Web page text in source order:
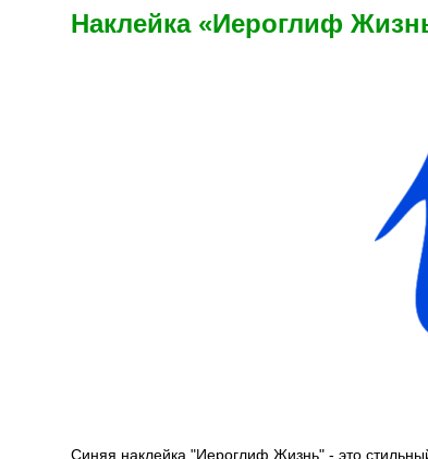
Наклейка «Иероглиф
Синяя наклейка "Иероглиф Жизнь" - это